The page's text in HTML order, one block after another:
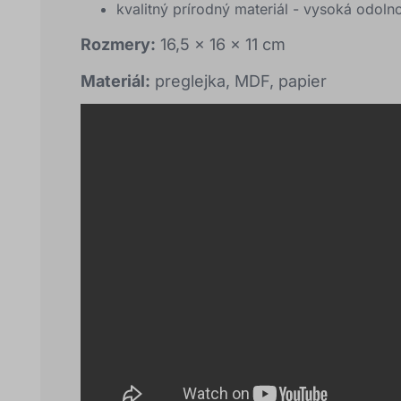
kvalitný prírodný materiál - vysoká
Rozmery: 16,5 x 16 x 11 cm
Materiál: preglejka, MDF, papier